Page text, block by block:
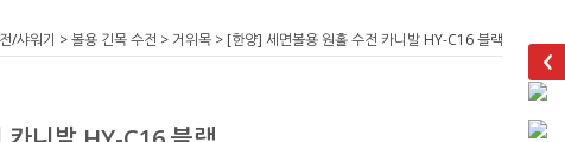
/샤워기 >볼용 긴목 수전 > 거위목 > [한양] 세면볼용 원홀 수전 카니발 HY-C16 블랙